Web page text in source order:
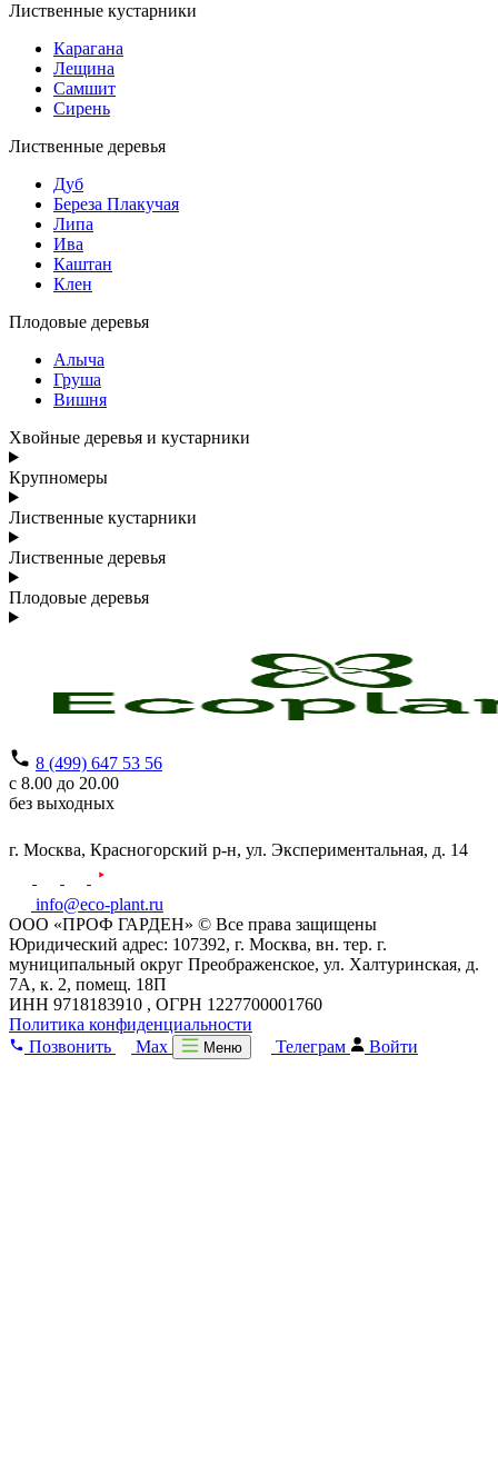
Лиственные кустарники
Карагана
Лещина
Самшит
Сирень
Лиственные деревья
Дуб
Береза Плакучая
Липа
Ива
Каштан
Клен
Плодовые деревья
Алыча
Груша
Вишня
Хвойные деревья и кустарники
Крупномеры
Лиственные кустарники
Лиственные деревья
Плодовые деревья
8 (499) 647 53 56
с 8.00 до 20.00
без выходных
г. Москва, Красногорский р-н, ул. Экспериментальная, д. 14
info@eco-plant.ru
ООО «ПРОФ ГАРДЕН» © Все права защищены
Юридический адрес: 107392, г. Москва, вн. тер. г.
муниципальный округ Преображенское, ул. Халтуринская, д.
7А, к. 2, помещ. 18П
ИНН 9718183910 , ОГРН 1227700001760
Политика конфиденциальности
Позвонить
Max Меню Телеграм Войти